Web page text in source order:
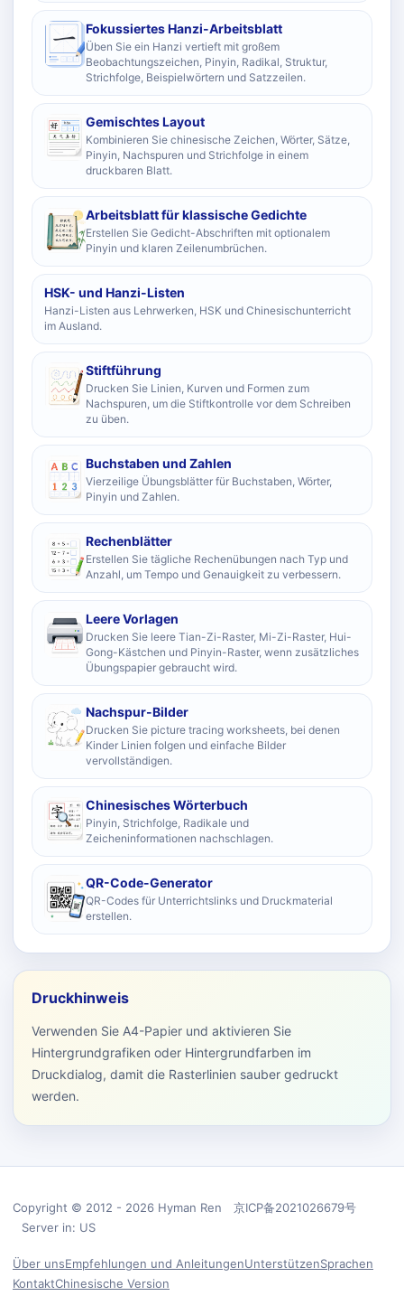
Fokussiertes Hanzi-Arbeitsblatt
Üben Sie ein Hanzi vertieft mit großem
Beobachtungszeichen, Pinyin, Radikal, Struktur,
Strichfolge, Beispielwörtern und Satzzeilen.
Gemischtes Layout
Kombinieren Sie chinesische Zeichen, Wörter, Sätze,
Pinyin, Nachspuren und Strichfolge in einem
druckbaren Blatt.
Arbeitsblatt für klassische Gedichte
Erstellen Sie Gedicht-Abschriften mit optionalem
Pinyin und klaren Zeilenumbrüchen.
HSK- und Hanzi-Listen
Hanzi-Listen aus Lehrwerken, HSK und Chinesischunterricht
im Ausland.
Stiftführung
Drucken Sie Linien, Kurven und Formen zum
Nachspuren, um die Stiftkontrolle vor dem Schreiben
zu üben.
Buchstaben und Zahlen
Vierzeilige Übungsblätter für Buchstaben, Wörter,
Pinyin und Zahlen.
Rechenblätter
Erstellen Sie tägliche Rechenübungen nach Typ und
Anzahl, um Tempo und Genauigkeit zu verbessern.
Leere Vorlagen
Drucken Sie leere Tian-Zi-Raster, Mi-Zi-Raster, Hui-
Gong-Kästchen und Pinyin-Raster, wenn zusätzliches
Übungspapier gebraucht wird.
Nachspur-Bilder
Drucken Sie picture tracing worksheets, bei denen
Kinder Linien folgen und einfache Bilder
vervollständigen.
Chinesisches Wörterbuch
Pinyin, Strichfolge, Radikale und
Zeicheninformationen nachschlagen.
QR-Code-Generator
QR-Codes für Unterrichtslinks und Druckmaterial
erstellen.
Druckhinweis
Verwenden Sie A4-Papier und aktivieren Sie
Hintergrundgrafiken oder Hintergrundfarben im
Druckdialog, damit die Rasterlinien sauber gedruckt
werden.
Copyright © 2012 - 2026 Hyman Ren 京ICP备2021026679号
Server in: US
Über unsEmpfehlungen und AnleitungenUnterstützenSprachen
KontaktChinesische Version